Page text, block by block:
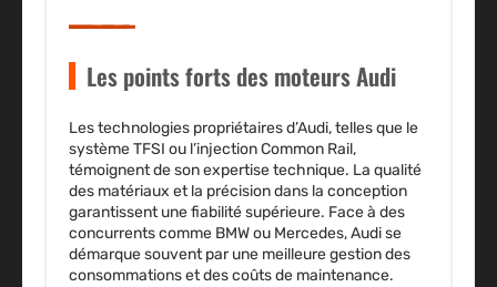
Les points forts des moteurs Audi
Les technologies propriétaires d’Audi, telles que le
système TFSI ou l’injection Common Rail,
témoignent de son expertise technique. La qualité
des matériaux et la précision dans la conception
garantissent une fiabilité supérieure. Face à des
concurrents comme BMW ou Mercedes, Audi se
démarque souvent par une meilleure gestion des
consommations et des coûts de maintenance.